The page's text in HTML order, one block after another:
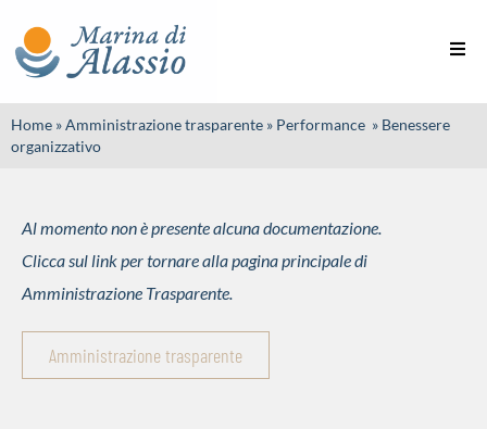
Home »Amministrazione trasparente » Performance » Benessere
organizzativo
Al momento non è presente alcuna documentazione.
Clicca sul link per tornare alla pagina principale di
Amministrazione Trasparente.
Amministrazione trasparente